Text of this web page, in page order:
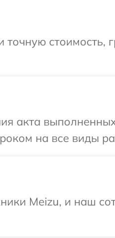
стоимость,
акта
на все виды
Meizu, и наш